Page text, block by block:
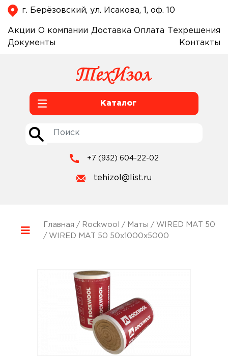
г. Берёзовский, ул. Исакова, 1, оф. 10
Акции О компании Доставка Оплата
Техрешения
Документы
Контакты
Каталог
+7 (932) 604-22-02
tehizol@list.ru
Главная / Rockwool / Маты / WIRED MAT 50
/ WIRED MAT 50 50x1000x5000